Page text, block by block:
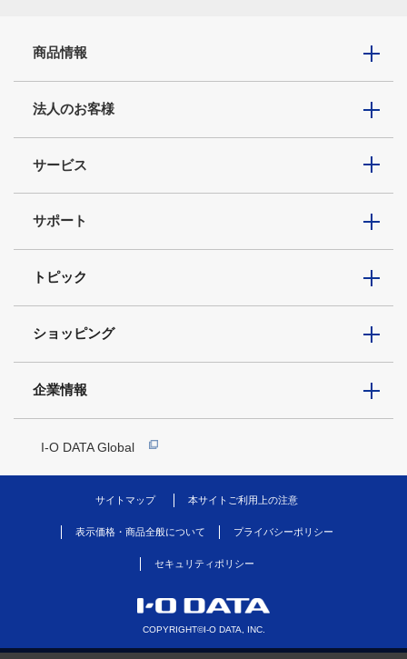
商品情報
法人のお客様
サービス
サポート
トピック
ショッピング
企業情報
I-O DATA Global
サイトマップ 本サイトご利用上の注意
表示価格・商品全般について プライバシーポリシー
セキュリティポリシー
COPYRIGHT©I-O DATA, INC.